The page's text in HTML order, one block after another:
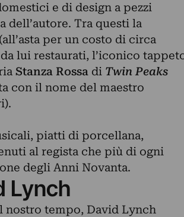
e di design a pezzi
Tra questi la
(all’asta per un costo di circa
lui restaurati, l’iconico
Stanza Rossa di Twin Peaks
con il nome del maestro
piatti di porcellana,
al regista che più di ogni
degli Anni Novanta.
Lynch
nostro tempo, David Lynch